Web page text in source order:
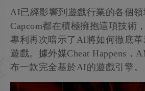
AI已經影響到遊戲行業的各個領
Capcom都在積極擁抱這項技術
專利再次暗示了AI將如何徹底
遊戲。據外媒Cheat Happens，
布一款完全基於AI的遊戲引擎。